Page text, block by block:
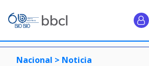
Nacional > Noticia